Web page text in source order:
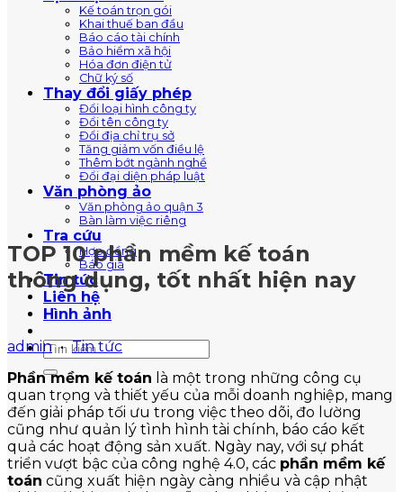
Kế toán trọn gói
Khai thuế ban đầu
Báo cáo tài chính
Bảo hiểm xã hội
Hóa đơn điện tử
Chữ ký số
Thay đổi giấy phép
Đổi loại hình công ty
Đổi tên công ty
Đổi địa chỉ trụ sở
Tăng giảm vốn điều lệ
Thêm bớt ngành nghề
Đổi đại diện pháp luật
Văn phòng ảo
Văn phòng ảo quận 3
Bàn làm việc riêng
Tra cứu
Hợp đồng
Báo giá
Tin tức
Liên hệ
Hình ảnh
TOP 10 phần mềm kế toán
thông dụng, tốt nhất hiện nay
admin • Tin tức
Phần mềm kế toán là một trong những công cụ
quan trọng và thiết yếu của mỗi doanh nghiệp, mang
đến giải pháp tối ưu trong việc theo dõi, đo lường
cũng như quản lý tình hình tài chính, báo cáo kết
quả các hoạt động sản xuất. Ngày nay, với sự phát
triển vượt bậc của công nghệ 4.0, các phần mềm kế
toán cũng xuất hiện ngày càng nhiều và cập nhật